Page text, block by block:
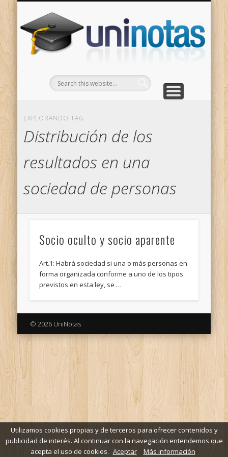
EXPLORANDO TAG
Distribución de los
resultados en una
sociedad de personas
Socio oculto y socio aparente
Art.1: Habrá sociedad si una o más personas en
forma organizada conforme a uno de los tipos
previstos en esta ley, se …
© 2026 UniNotas
Utilizamos cookies propias y de terceros para ofrecer contenidos y
publicidad de interés. Al continuar con la navegación entendemos que
acepta el uso de cookies. Aceptar Más información